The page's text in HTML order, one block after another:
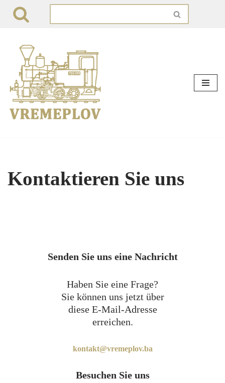
springen
Kontaktieren Sie uns
Senden Sie uns eine Nachricht
Haben Sie eine Frage?
Sie können uns jetzt über
diese E-Mail-Adresse
erreichen.
kontakt@vremeplov.ba
Besuchen Sie uns